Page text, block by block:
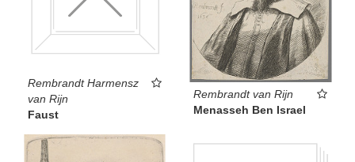
Rembrandt Harmensz
van Rijn
Faust
Rembrandt van Rijn
Menasseh Ben Israel